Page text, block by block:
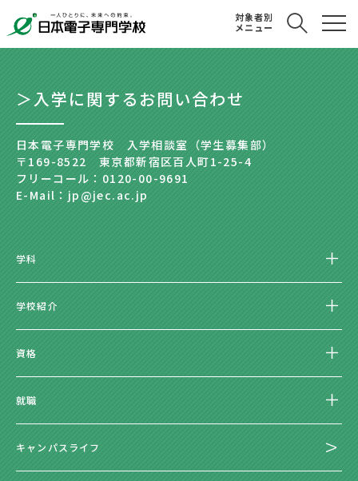
対象者別
メニュー
＞入学に関するお問い合わせ
日本電子専門学校 入学相談室（学生募集部）
〒169-8522 東京都新宿区百人町1-25-4
フリーコール：0120-00-9691
E-Mail：jp@jec.ac.jp
学科
学校紹介
資格
就職
キャンパスライフ